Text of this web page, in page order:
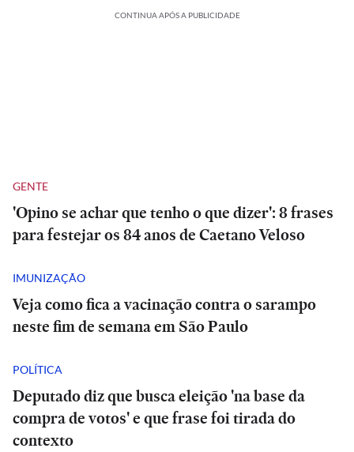
CONTINUA APÓS A PUBLICIDADE
GENTE
'Opino se achar que tenho o que dizer': 8 frases
para festejar os 84 anos de Caetano Veloso
IMUNIZAÇÃO
Veja como fica a vacinação contra o sarampo
neste fim de semana em São Paulo
POLÍTICA
Deputado diz que busca eleição 'na base da
compra de votos' e que frase foi tirada do
contexto